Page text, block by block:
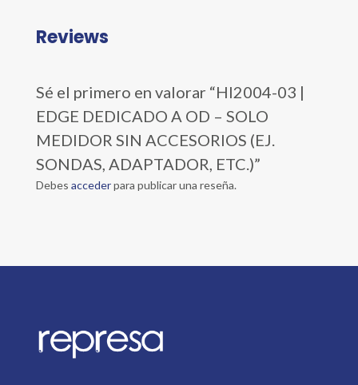
Reviews
Sé el primero en valorar “HI2004-03 |
EDGE DEDICADO A OD – SOLO
MEDIDOR SIN ACCESORIOS (EJ.
SONDAS, ADAPTADOR, ETC.)”
Debes accederpara publicar una reseña.